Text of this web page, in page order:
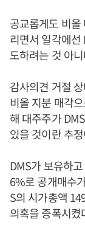
공교롭게도 비올
리면서 일각에
도하려는 것 아
감사의견 거절
비올 지분 매각
해 대주주가
있을 것이란 추
DMS가 보유하
6%로 공개매수
S의 시가총액
의혹을 증폭시켰